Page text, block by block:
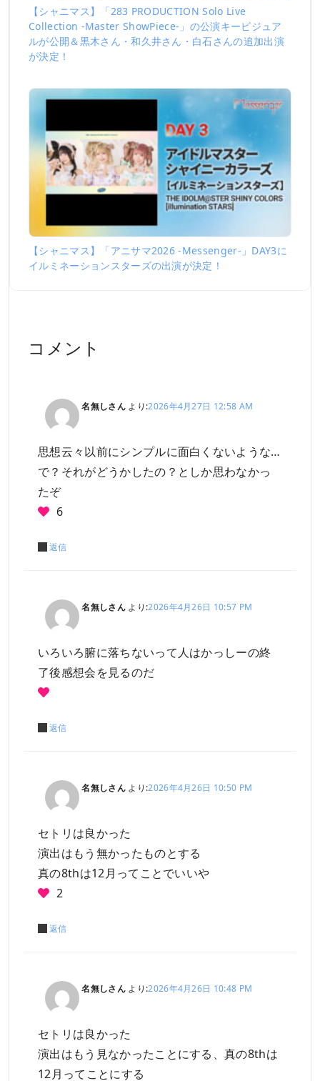
【シャニマス】「283 PRODUCTION Solo Live
Collection -Master ShowPiece-」の公演キービジュア
ルが公開＆黒木さん・和久井さん・白石さんの追加出演
が決定！
【シャニマス】「アニサマ2026 -Messenger-」DAY3に
イルミネーションスターズの出演が決定！
コメント
名無しさん より:2026年4月27日 12:58 AM
思想云々以前にシンプルに面白くないような…
で？それがどうかしたの？としか思わなかっ
たぞ
6
返信
名無しさん より:2026年4月26日 10:57 PM
いろいろ腑に落ちないって人はかっしーの終
了後感想会を見るのだ
返信
名無しさん より:2026年4月26日 10:50 PM
セトリは良かった
演出はもう無かったものとする
真の8thは12月ってことでいいや
2
返信
名無しさん より:2026年4月26日 10:48 PM
セトリは良かった
演出はもう見なかったことにする、真の8thは
12月ってことにする